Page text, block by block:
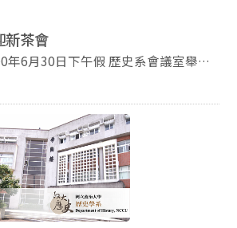
老師在御茶水大學開的中國史專題，
在東大的近世史研究會。此研究會主
生所組成，隔週舉行一次。學生在此
的研究，藉由互相討論改進論文不足
請國外學者來研究會上演講… (檢視
立政治大學百年樓文學院演講廳
心、國立台灣大學歷史系、台灣世界
：季陶樓340108教室 【「百年歷史
※講 者：科大衛教授 （Prof. David W.
How Chinese Society Changed in
） ※時 間：11月14日（星期一）
地 點：季陶樓340423R
新茶會
年6月30日下午假 歷史系會議室舉
年級新生參與，主要為講解所上之相
席外，另有唐啟華、劉維開、彭明
和廖敏淑共七位系上師長蒞臨，
點與告誡。此外，這天亦正好是研究
刻，呂主任特別利用此次機會感謝前
贈與小禮物以表感謝；同時介紹新任
生認識。迎新茶會除所學會各股報
訊錄製作、讀書會的參與等，還邀請